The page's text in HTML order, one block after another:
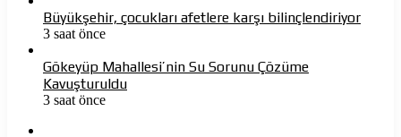
Büyükşehir, çocukları afetlere karşı bilinçlendiriyor
3 saat önce
Gökeyüp Mahallesi’nin Su Sorunu Çözüme
Kavuşturuldu
3 saat önce